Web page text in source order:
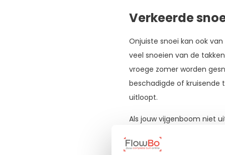
Verkeerde
Onjuiste snoei kan ook
veel snoeien van de
vroege zomer worden
beschadigde of kruisende
uitloopt.
Als jouw vijgenboom niet
bodem of zelfs de snoei.